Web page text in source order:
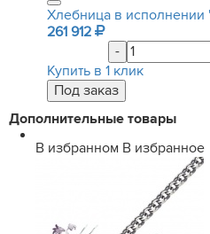
Хлебница в исполнении
261 912
-
Купить в 1 клик
Дополнительные товары
В избранном В избранное